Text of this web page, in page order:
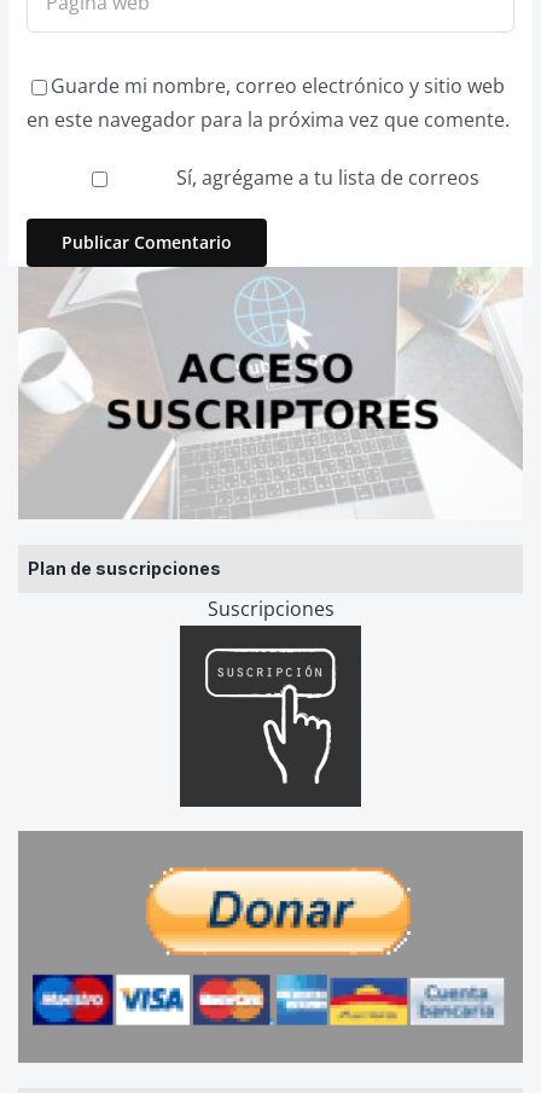
Plan de suscripciones
Suscripciones
Guarde mi nombre, correo electrónico y sitio web
en este navegador para la próxima vez que comente.
Sí, agrégame a tu lista de correos